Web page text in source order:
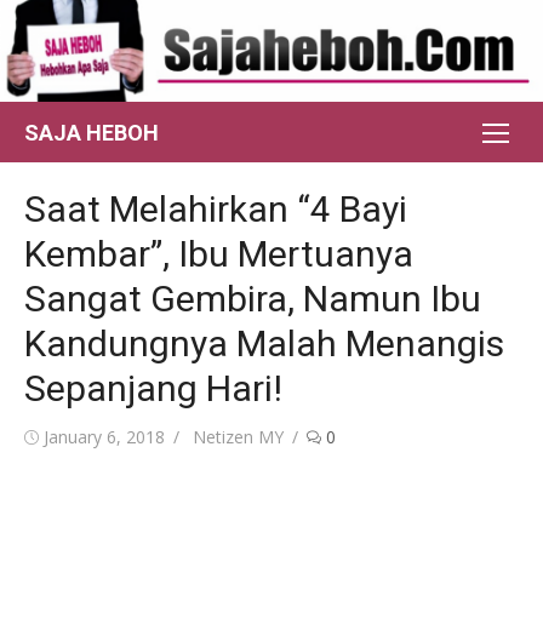
Skip
to
content
SAJA HEBOH
Saat Melahirkan “4 Bayi
Kembar”, Ibu Mertuanya
Sangat Gembira, Namun Ibu
Kandungnya Malah Menangis
Sepanjang Hari!
Posted
January 6, 2018 Author
Netizen MY 0